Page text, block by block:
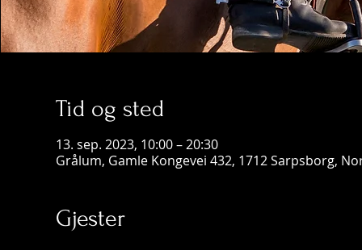
Tid og sted
13. sep. 2023, 10:00 – 20:30
Grålum, Gamle Kongevei 432, 1712 Sarpsborg,
Gjester